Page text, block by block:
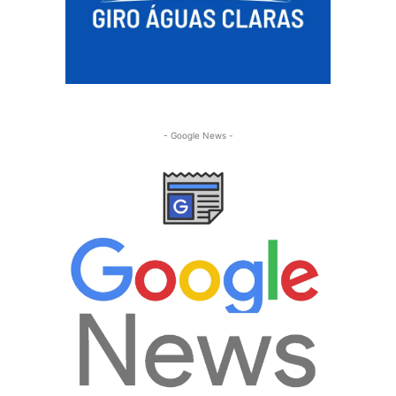
- Google News -